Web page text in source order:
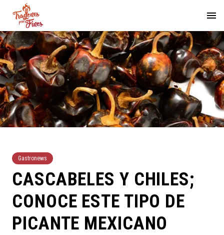
Gastronews
CASCABELES Y CHILES;
CONOCE ESTE TIPO DE
PICANTE MEXICANO